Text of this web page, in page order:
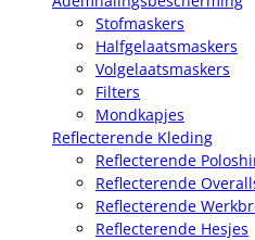
Stofmaskers
Halfgelaatsmaskers
Volgelaatsmaskers
Filters
Mondkapjes
Reflecterende Kleding
Reflecterende
Reflecterende
Reflecterende
Reflecterende Hesjes